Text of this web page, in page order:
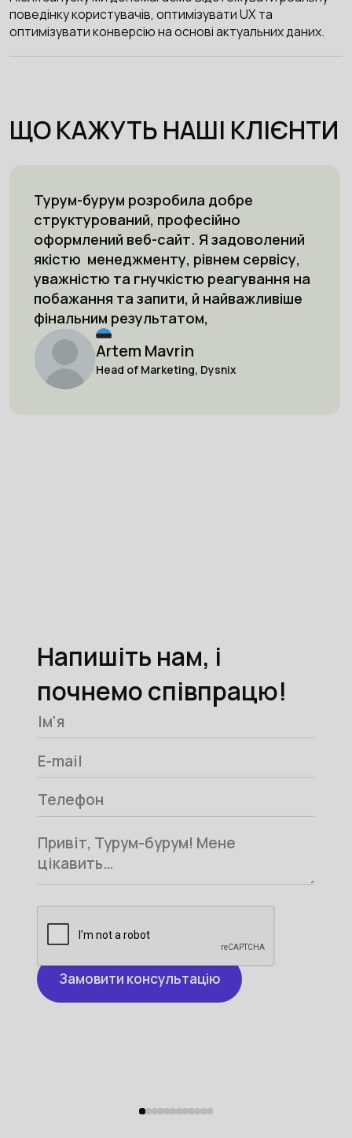
поведінку користувачів, оптимізувати UX та
оптимізувати конверсію на основі актуальних даних.
ЩО КАЖУТЬ НАШІ КЛІЄНТИ
Турум-бурум розробила добре
структурований, професійно
оформлений веб-сайт. Я задоволений
якістю менеджменту, рівнем сервісу,
уважністю та гнучкістю реагування на
побажання та запити, й найважливіше
фінальним результатом,
Artem Mavrin
Head of Marketing, Dysnix
Напишіть нам, і
почнемо співпрацю!